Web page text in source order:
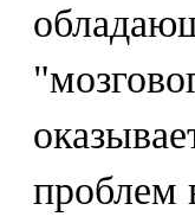
проблем